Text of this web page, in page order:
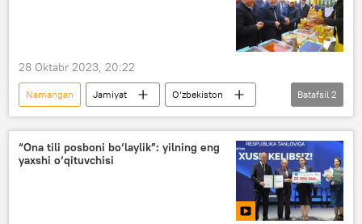
28 Oktabr 2023, 20:22
Namangan Jamiyat
O‘zbekiston
festival
Asal
Batafsil 2
“Ona tili posboni bo‘laylik”: yilning eng
yaxshi o‘qituvchisi